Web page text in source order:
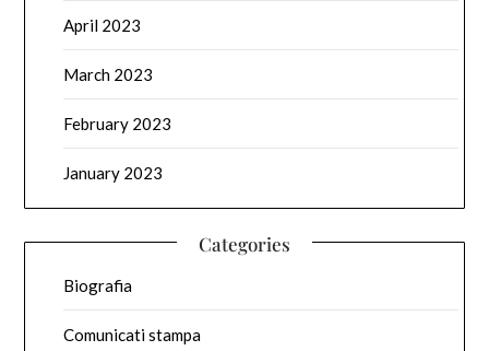
April 2023
March 2023
February 2023
January 2023
Categories
Biografia
Comunicati stampa